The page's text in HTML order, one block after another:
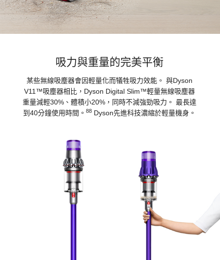
吸力與重量的完美平衡
某些無線吸塵器會因輕量化而犠牲吸力效能。 與Dyson
V11™吸塵器相比，Dyson Digital Slim™輕量無線吸塵器
重量減輕30%、體積小20%，同時不減強勁吸力。 最長達
到40分鐘使用時間。 88 Dyson先進科技濃縮於輕量機身。